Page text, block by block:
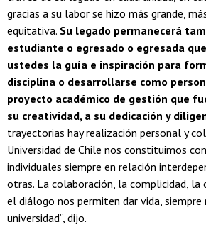
gracias a su labor se hizo más grande,
equitativa. Su legado permanecerá
estudiante o egresado o egresada
ustedes la guía e inspiración para
disciplina o desarrollarse como
proyecto académico de gestión que
su creatividad, a su dedicación y
trayectorias hay realización personal y
Universidad de Chile nos constituimos
individuales siempre en relación
otras. La colaboración, la complicidad, la
el diálogo nos permiten dar vida, siempre
universidad”, dijo.